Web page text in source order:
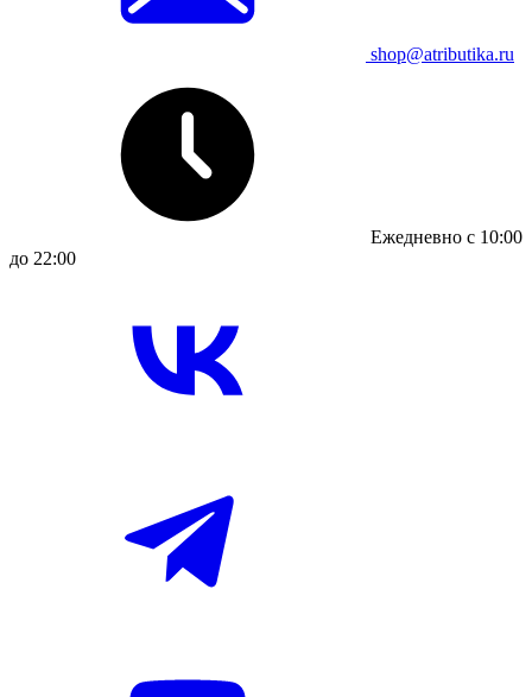
shop@atributika.ru
Ежедневно с 10:00
до 22:00